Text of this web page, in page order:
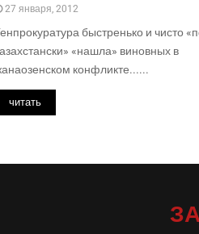
27 января, 2012
быстренько и чисто
«нашла» виновных в
конфликте......
читать